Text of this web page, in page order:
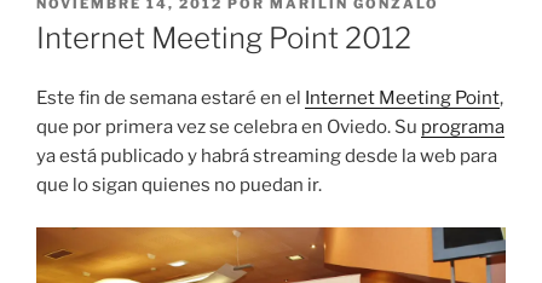
EL
NOVIEMBRE 14, 2012 POR MARILÍN GONZALO
Internet Meeting Point 2012
Este fin de semana estaré en el Internet Meeting Point,
que por primera vez se celebra en Oviedo. Su programa
ya está publicado y habrá streaming desde la web para
que lo sigan quienes no puedan ir.